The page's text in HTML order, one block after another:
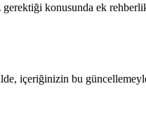
konusunda ek
içeriğinizin bu